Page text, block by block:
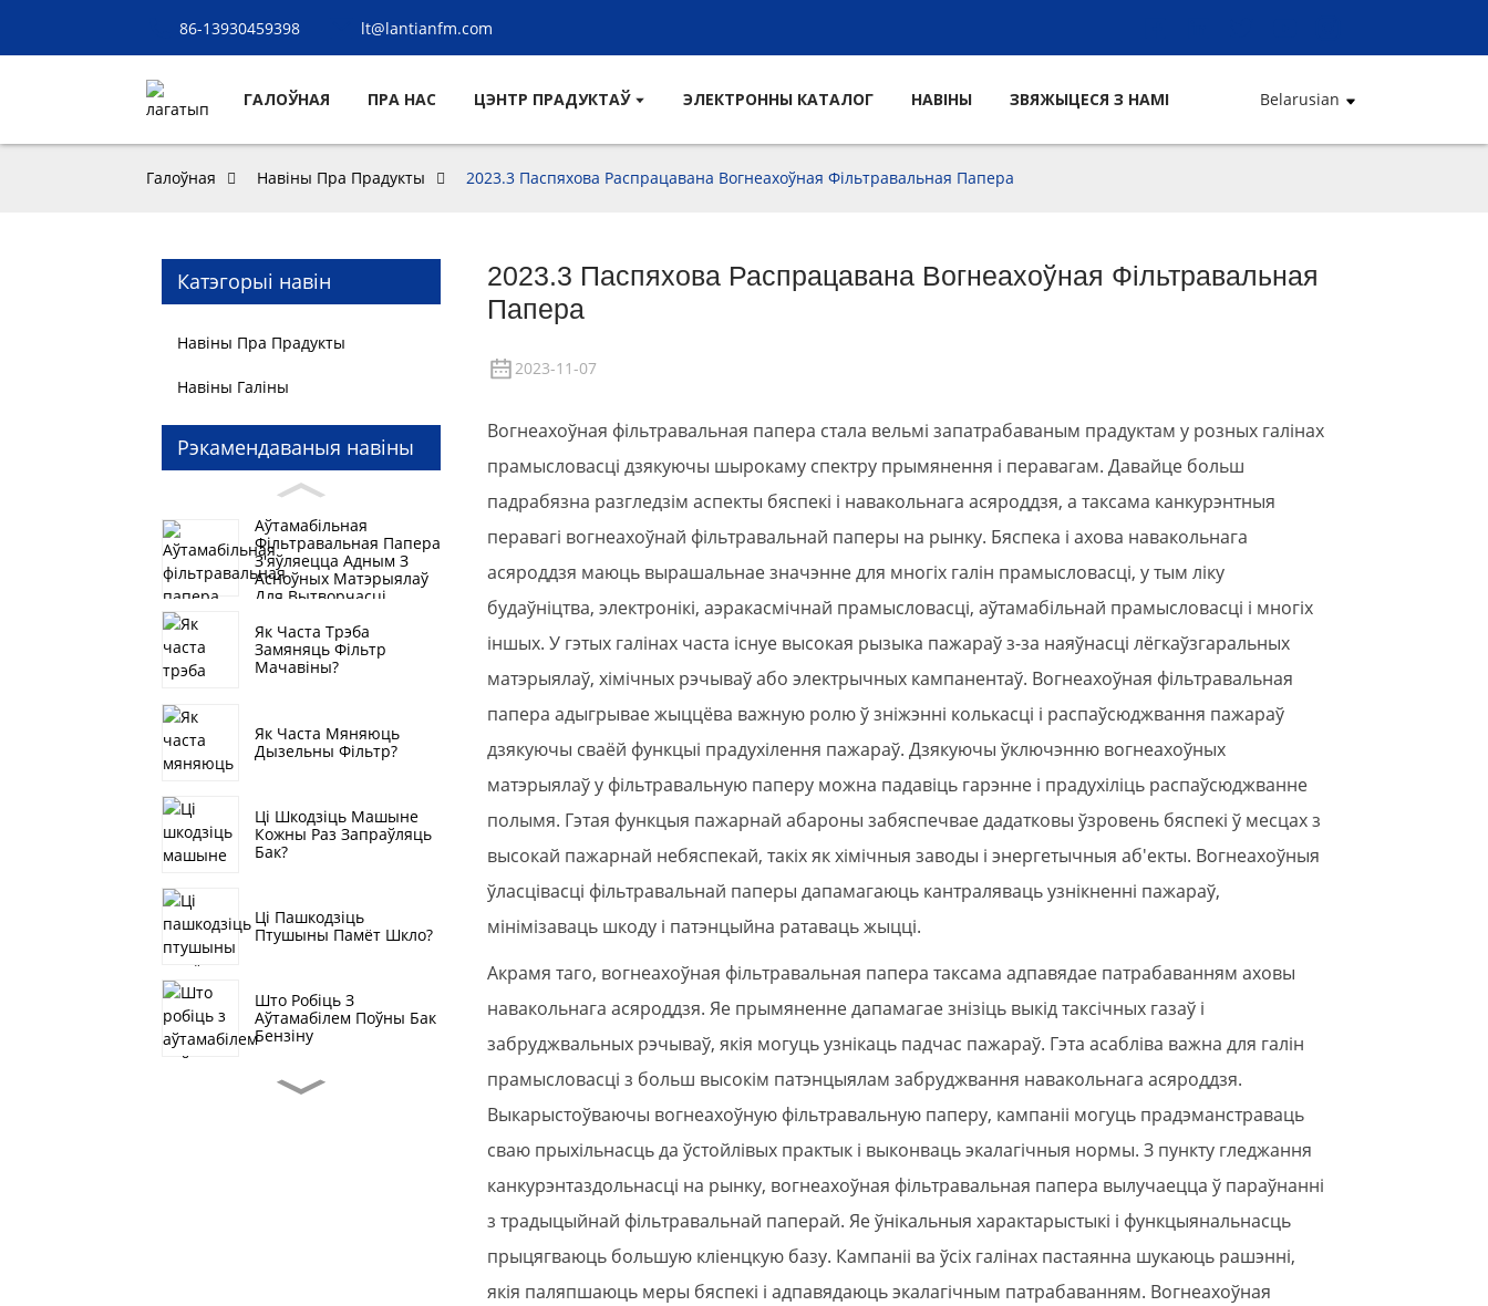
86-13930459398 lt@lantianfm.com
ГАЛОЎНАЯ ПРА НАС ЦЭНТР ПРАДУКТАЎ ЭЛЕКТРОННЫ КАТАЛОГ НАВІНЫ ЗВЯЖЫЦЕСЯ З НАМІ Belarusian
Галоўная Навіны Пра Прадукты 2023.3 Паспяхова Распрацавана Вогнеахоўная Фільтравальная Папера
Катэгорыі навін
Навіны Пра Прадукты
Навіны Галіны
Рэкамендаваныя навіны
Аўтамабільная
Фільтравальная Папера
З'яўляецца Адным З
Асноўных Матэрыялаў
Для Вытворчасці
Фільтраў, Гэта Значыць
Паветранай
Фільтравальнай
Фільтравальнай
Паперы
Як Часта Трэба
Замяняць Фільтр
Мачавіны?
Як Часта Мяняюць
Дызельны Фільтр?
Ці Шкодзіць Машыне
Кожны Раз Запраўляць
Бак?
Ці Пашкодзіць
Птушыны Памёт Шкло?
Што Робіць З
Аўтамабілем Поўны Бак
Бензіну
Халоднае Паветра
Цыркулюе Летам У
2023.3 Паспяхова Распрацавана Вогнеахоўная Фільтравальная
Папера
2023-11-07
Вогнеахоўная фільтравальная папера стала вельмі запатрабаваным прадуктам у розных галінах
прамысловасці дзякуючы шырокаму спектру прымянення і перавагам. Давайце больш
падрабязна разгледзім аспекты бяспекі і навакольнага асяроддзя, а таксама канкурэнтныя
перавагі вогнеахоўнай фільтравальнай паперы на рынку. Бяспека і ахова навакольнага
асяроддзя маюць вырашальнае значэнне для многіх галін прамысловасці, у тым ліку
будаўніцтва, электронікі, аэракасмічнай прамысловасці, аўтамабільнай прамысловасці і многіх
іншых. У гэтых галінах часта існуе высокая рызыка пажараў з-за наяўнасці лёгкаўзгаральных
матэрыялаў, хімічных рэчываў або электрычных кампанентаў. Вогнеахоўная фільтравальная
папера адыгрывае жыццёва важную ролю ў зніжэнні колькасці і распаўсюджвання пажараў
дзякуючы сваёй функцыі прадухілення пажараў. Дзякуючы ўключэнню вогнеахоўных
матэрыялаў у фільтравальную паперу можна падавіць гарэнне і прадухіліць распаўсюджванне
полымя. Гэтая функцыя пажарнай абароны забяспечвае дадатковы ўзровень бяспекі ў месцах з
высокай пажарнай небяспекай, такіх як хімічныя заводы і энергетычныя аб'екты. Вогнеахоўныя
ўласцівасці фільтравальнай паперы дапамагаюць кантраляваць узнікненні пажараў,
мінімізаваць шкоду і патэнцыйна ратаваць жыцці.
Акрамя таго, вогнеахоўная фільтравальная папера таксама адпавядае патрабаванням аховы
навакольнага асяроддзя. Яе прымяненне дапамагае знізіць выкід таксічных газаў і
забруджвальных рэчываў, якія могуць узнікаць падчас пажараў. Гэта асабліва важна для галін
прамысловасці з больш высокім патэнцыялам забруджвання навакольнага асяроддзя.
Выкарыстоўваючы вогнеахоўную фільтравальную паперу, кампаніі могуць прадэманстраваць
сваю прыхільнасць да ўстойлівых практык і выконваць экалагічныя нормы. З пункту гледжання
канкурэнтаздольнасці на рынку, вогнеахоўная фільтравальная папера вылучаецца ў параўнанні
з традыцыйнай фільтравальнай паперай. Яе ўнікальныя характарыстыкі і функцыянальнасць
прыцягваюць большую кліенцкую базу. Кампаніі ва ўсіх галінах пастаянна шукаюць рашэнні,
якія паляпшаюць меры бяспекі і адпавядаюць экалагічным патрабаванням. Вогнеахоўная